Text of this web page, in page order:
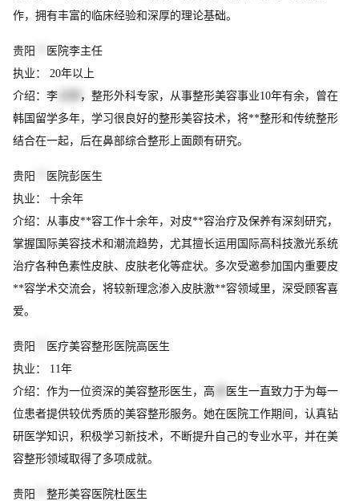
作，拥有丰富的临床经验和深厚的理论基础。
贵阳
医院李主任
执业： 20年以上
介绍：李
，整形外科专家，从事整形美容事业10年有余，曾在
韩国留学多年，学习很良好的整形美容技术，将**整形和传统整形
结合在一起，后在鼻部综合整形上面颇有研究。
贵阳
医院彭医生
执业： 十余年
介绍：从事皮**容工作十余年，对皮**容治疗及保养有深刻研究，
掌握国际美容技术和潮流趋势，尤其擅长运用国际高科技激光系统
治疗各种色素性皮肤、皮肤老化等症状。多次受邀参加国内重要皮
**容学术交流会，将较新理念渗入皮肤激**容领域里，深受顾客喜
爱。
贵阳
医疗美容整形医院高医生
执业： 11年
介绍：作为一位资深的美容整形医生，高
医生一直致力于为每一
位患者提供较优秀质的美容整形服务。她在医院工作期间，认真钻
研医学知识，积极学习新技术，不断提升自己的专业水平，并在美
容整形领域取得了多项成就。
贵阳
整形美容医院杜医生